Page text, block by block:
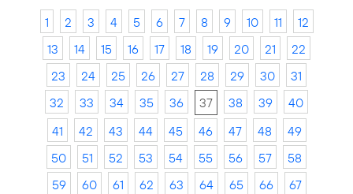
1 2 3 4 5 6 7 8 9 10 11
12
13
14 15 16 17 18 19 20 21
22
23
24 25 26 27 28 29 30
31
32
33 34 35 36 37 38 39
40
41
42 43 44 45 46 47 48
49
50
51 52 53 54 55 56 57
58
59
60 61 62 63 64 65 66
67